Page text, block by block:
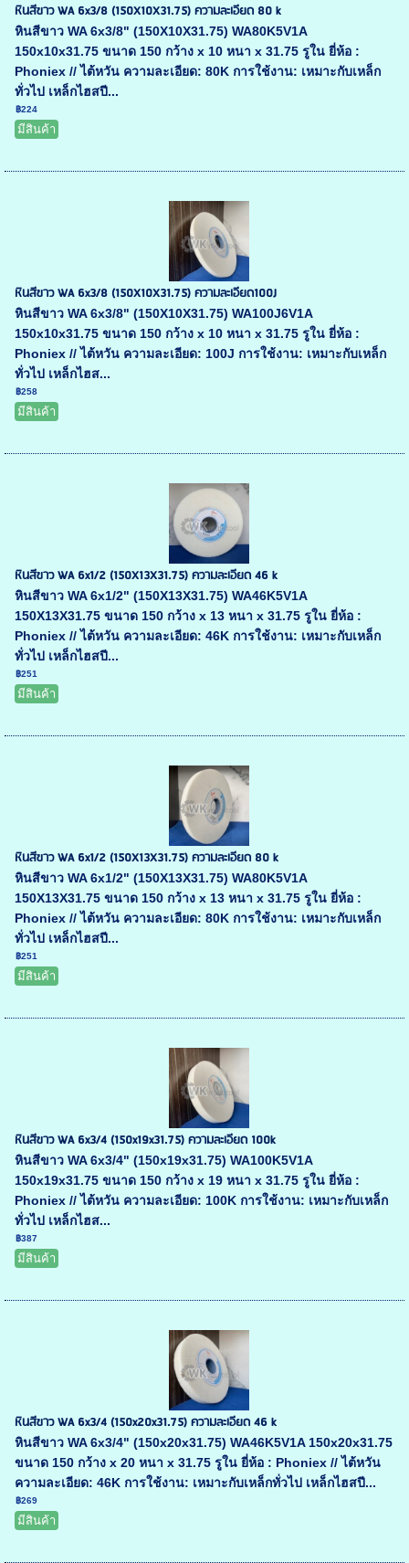
หินสีขาว WA 6x3/8 (150X10X31.75) ความละเอียด 80 k
หินสีขาว WA 6x3/8" (150X10X31.75) WA80K5V1A
150x10x31.75 ขนาด 150 กว้าง x 10 หนา x 31.75 รูใน ยี่ห้อ :
Phoniex // ไต้หวัน ความละเอียด: 80K การใช้งาน: เหมาะกับเหล็ก
ทั่วไป เหล็กไฮสปี...
฿224
มีสินค้า
หินสีขาว WA 6x3/8 (150X10X31.75) ความละเอียด100J
หินสีขาว WA 6x3/8" (150X10X31.75) WA100J6V1A
150x10x31.75 ขนาด 150 กว้าง x 10 หนา x 31.75 รูใน ยี่ห้อ :
Phoniex // ไต้หวัน ความละเอียด: 100J การใช้งาน: เหมาะกับเหล็ก
ทั่วไป เหล็กไฮส...
฿258
มีสินค้า
หินสีขาว WA 6x1/2 (150X13X31.75) ความละเอียด 46 k
หินสีขาว WA 6x1/2" (150X13X31.75) WA46K5V1A
150X13X31.75 ขนาด 150 กว้าง x 13 หนา x 31.75 รูใน ยี่ห้อ :
Phoniex // ไต้หวัน ความละเอียด: 46K การใช้งาน: เหมาะกับเหล็ก
ทั่วไป เหล็กไฮสปี...
฿251
มีสินค้า
หินสีขาว WA 6x1/2 (150X13X31.75) ความละเอียด 80 k
หินสีขาว WA 6x1/2" (150X13X31.75) WA80K5V1A
150X13X31.75 ขนาด 150 กว้าง x 13 หนา x 31.75 รูใน ยี่ห้อ :
Phoniex // ไต้หวัน ความละเอียด: 80K การใช้งาน: เหมาะกับเหล็ก
ทั่วไป เหล็กไฮสปี...
฿251
มีสินค้า
หินสีขาว WA 6x3/4 (150x19x31.75) ความละเอียด 100k
หินสีขาว WA 6x3/4" (150x19x31.75) WA100K5V1A
150x19x31.75 ขนาด 150 กว้าง x 19 หนา x 31.75 รูใน ยี่ห้อ :
Phoniex // ไต้หวัน ความละเอียด: 100K การใช้งาน: เหมาะกับเหล็ก
ทั่วไป เหล็กไฮส...
฿387
มีสินค้า
หินสีขาว WA 6x3/4 (150x20x31.75) ความละเอียด 46 k
หินสีขาว WA 6x3/4" (150x20x31.75) WA46K5V1A 150x20x31.75
ขนาด 150 กว้าง x 20 หนา x 31.75 รูใน ยี่ห้อ : Phoniex // ไต้หวัน
ความละเอียด: 46K การใช้งาน: เหมาะกับเหล็กทั่วไป เหล็กไฮสปี...
฿269
มีสินค้า